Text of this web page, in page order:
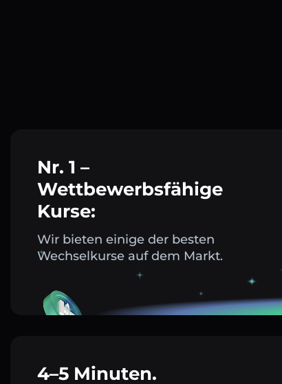
Nr. 1 –
Wettbewerbsfähige
Kurse:
Wir bieten einige der besten
Wechselkurse auf dem Markt.
4–5 Minuten.